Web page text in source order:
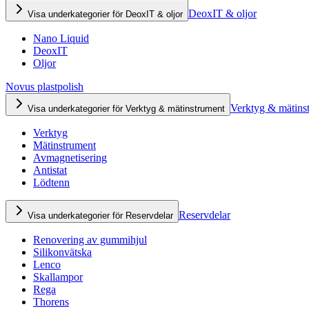
Visa underkategorier för DeoxIT & oljor DeoxIT & oljor
Nano Liquid
DeoxIT
Oljor
Novus plastpolish
Visa underkategorier för Verktyg & mätinstrument Verktyg &
Verktyg
Mätinstrument
Avmagnetisering
Antistat
Lödtenn
Visa underkategorier för Reservdelar Reservdelar
Renovering av gummihjul
Silikonvätska
Lenco
Skallampor
Rega
Thorens